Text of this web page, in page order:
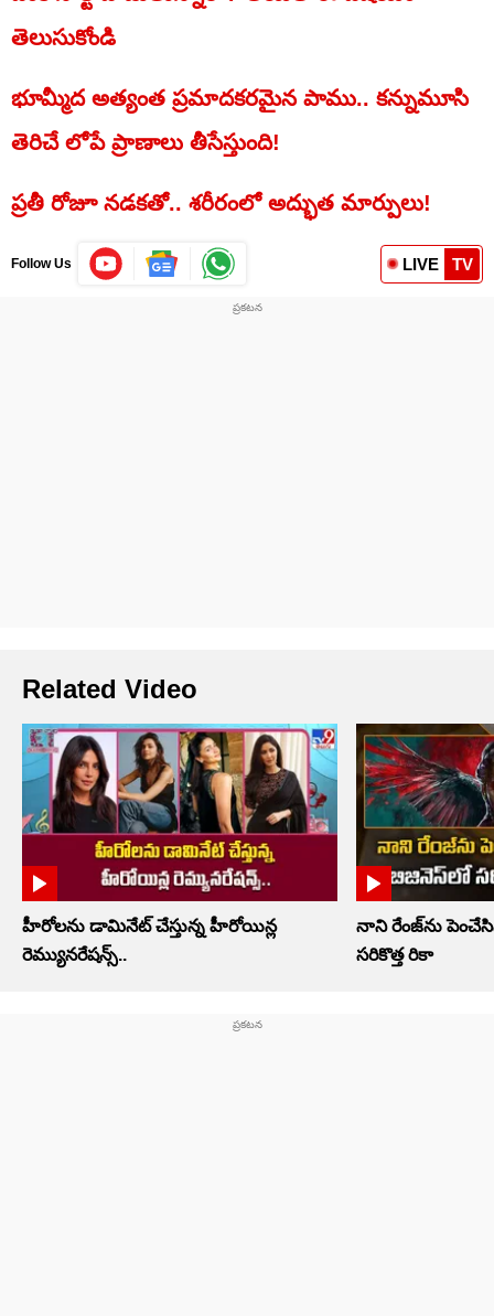
తెలుసుకోండి
భూమ్మీద అత్యంత ప్రమాదకరమైన పాము.. కన్నుమూసి
తెరిచే లోపే ప్రాణాలు తీసేస్తుంది!
ప్రతీ రోజూ నడకతో.. శరీరంలో అద్భుత మార్పులు!
Follow Us LIVE TV
Related Video
హీరోలను డామినేట్ చేస్తున్న హీరోయిన్ల
రెమ్యునరేషన్స్..
నాని రేంజ్‌ను
సరికొత్త రికా